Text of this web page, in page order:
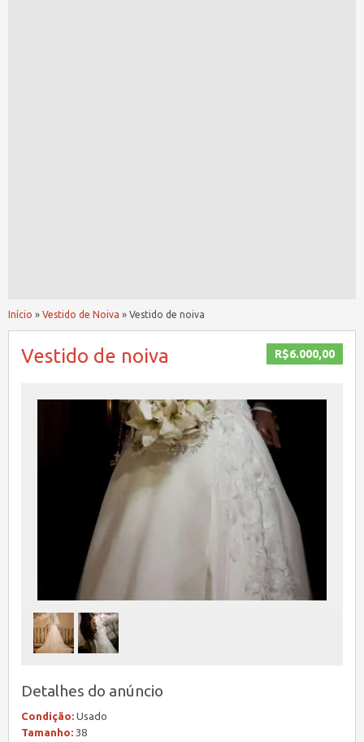
Início » Vestido de Noiva » Vestido de noiva
R$6.000,00
Vestido de noiva
Detalhes do anúncio
Condição: Usado
Tamanho: 38